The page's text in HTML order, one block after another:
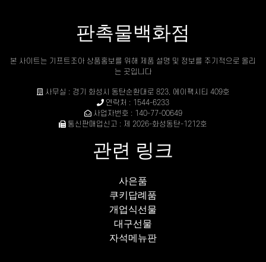
판촉물백화점
본 사이트는 기프트조아 상품홍보를 위해 제품 설명 및 정보를 주기적으로 올리
는 곳입니다
사무실 : 경기 화성시 동탄순환대로 823, 에이팩시티 409호
연락처 : 1544-6233
사업자번호 : 140-77-00649
통신판매업신고 : 제 2026-화성동탄-1212호
관련 링크
사은품
쿠키답례품
개업식선물
대구선물
자석메뉴판